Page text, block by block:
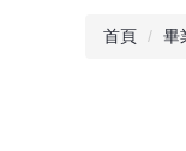
首頁 畢